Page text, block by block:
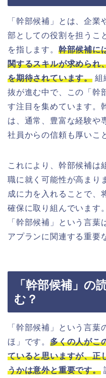
「幹部候補」とは、企
部としての役割を担うこ
を指します。 幹部候補に
関するスキルが求められ
を期待されています。 組
抜が進む中で、この「幹
す注目を集めています。
は、通常、豊富な経験や
社員からの信頼も厚いこ
これにより、幹部候補は
職に就く可能性が高まり
成に力を入れることで、
確保に取り組んでいます
「幹部候補」という言葉
アプランに関連する重要
「幹部候補」の
む？
「幹部候補」という言葉
ほ」です。 多くの人がこ
ていると思いますが、正
うかは意外と重要です。